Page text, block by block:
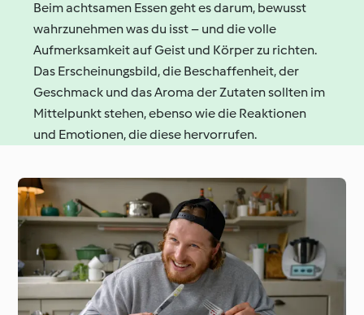
Beim achtsamen Essen geht es darum, bewusst
wahrzunehmen was du isst – und die volle
Aufmerksamkeit auf Geist und Körper zu richten.
Das Erscheinungsbild, die Beschaffenheit, der
Geschmack und das Aroma der Zutaten sollten im
Mittelpunkt stehen, ebenso wie die Reaktionen
und Emotionen, die diese hervorrufen.